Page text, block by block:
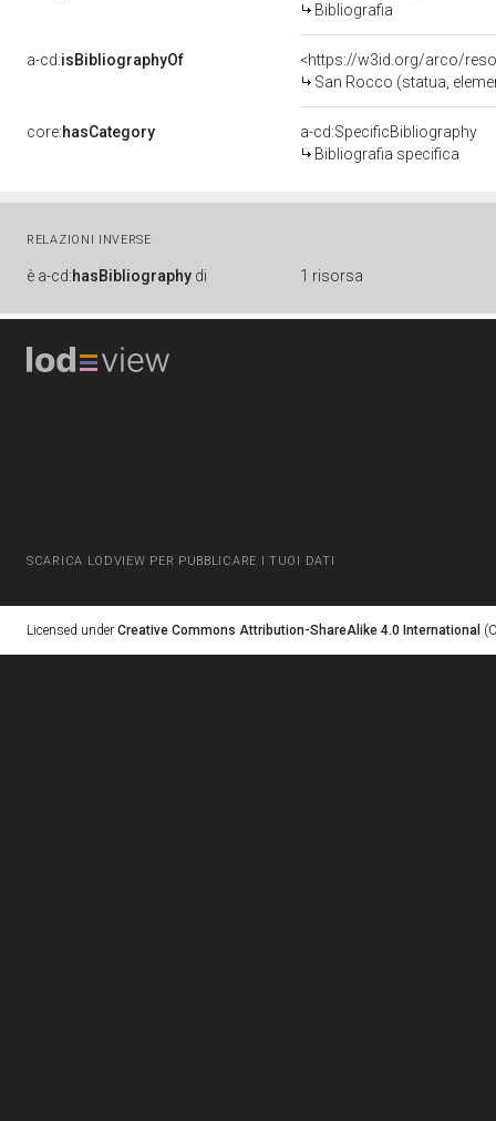
Bibliografia
a-cd:isBibliographyOf
<https://w3id.org/arco/
San Rocco (statua,
core:hasCategory
a-cd:SpecificBibliography
Bibliografia specifica
RELAZIONI INVERSE
è a-cd:hasBibliography di 1 risorsa
SCARICA LODVIEW PER PUBBLICARE I TUOI DATI
Licensed under Creative Commons Attribution-ShareAlike 4.0 International